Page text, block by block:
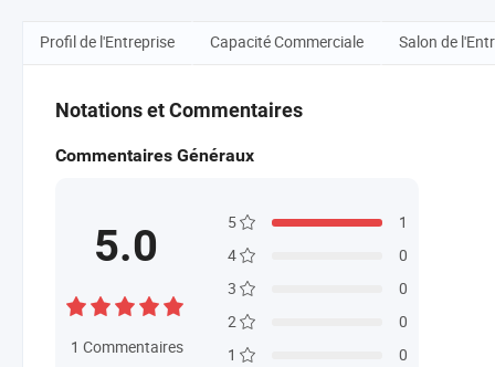
Profil de l'Entreprise Capacité Commerciale Salon de
Notations et Commentaires
Commentaires Généraux
5.0
1 Commentaires
5
1
4
0
3
0
2
0
1
0